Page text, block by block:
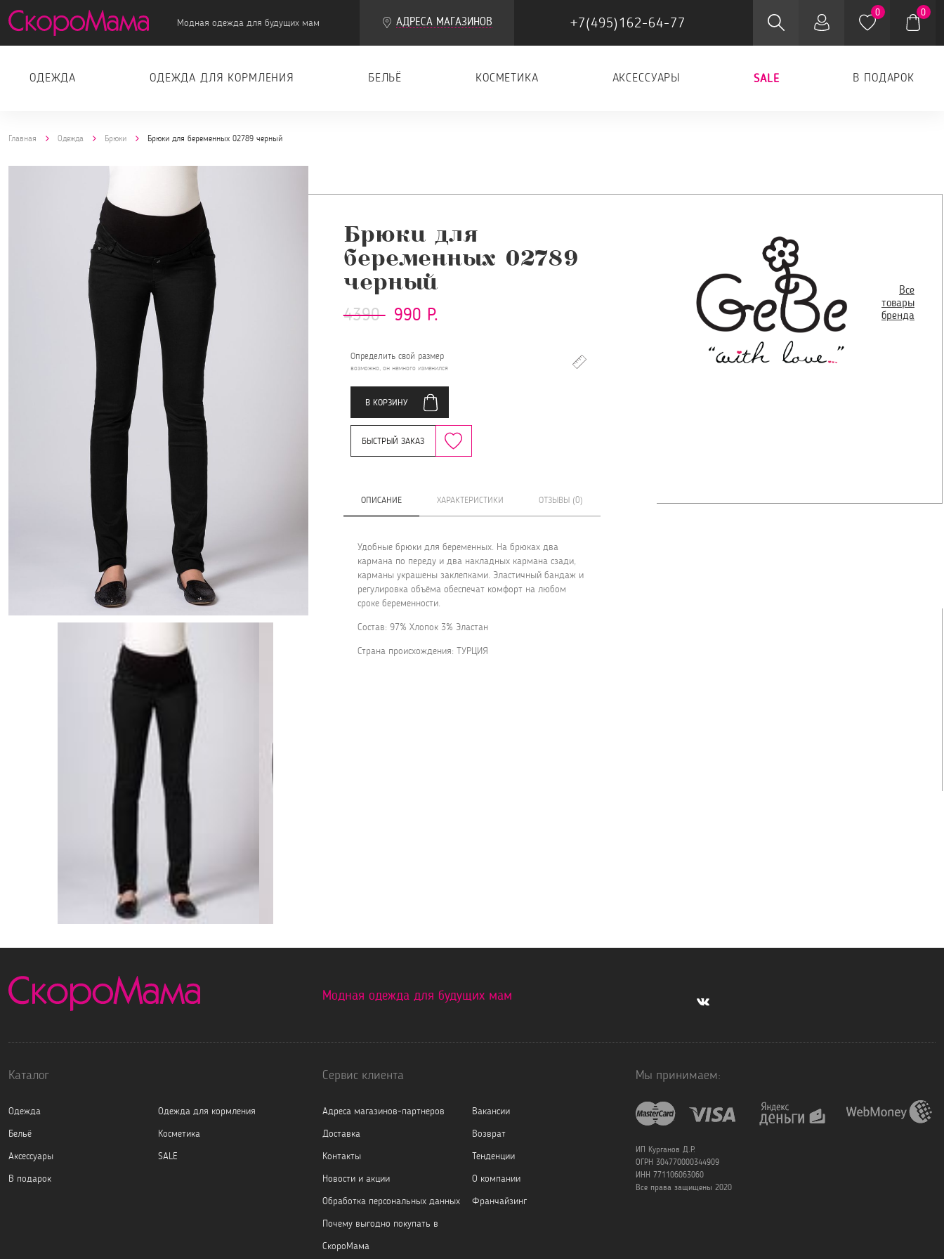
Модная одежда для будущих мам АДРЕСА МАГАЗИНОВ +7(495)162-64-77
0 0
ОДЕЖДА ОДЕЖДА ДЛЯ КОРМЛЕНИЯ БЕЛЬЁ КОСМЕТИКА АКСЕССУАРЫ SALE В ПОДАРОК
Главная Одежда Брюки Брюки для беременных 02789 черный
Брюки для
беременных 02789
черный
4390 990 Р.
Определить свой размер
возможно, он немного изменился
В КОРЗИНУ
БЫСТРЫЙ ЗАКАЗ
ОПИСАНИЕ ХАРАКТЕРИСТИКИ ОТЗЫВЫ (0)
Удобные брюки для беременных. На брюках два
кармана по переду и два накладных кармана сзади,
карманы украшены заклепками. Эластичный бандаж и
регулировка объёма обеспечат комфорт на любом
сроке беременности.
Состав: 97% Хлопок 3% Эластан
Страна происхождения: ТУРЦИЯ
Все
товары
бренда
Модная одежда для будущих мам
Каталог
Одежда
Одежда для кормления
Бельё
Косметика
Аксессуары
SALE
В подарок
Сервис клиента
Адреса магазинов-партнеров
Вакансии
Доставка
Возврат
Контакты
Тенденции
Новости и акции
О компании
Обработка персональных данных
Франчайзинг
Почему выгодно покупать в
СкороМама
Мы принимаем:
ИП Курганов Д.Р.
ОГРН 304770000344909
ИНН 771106063060
Все права защищены 2020